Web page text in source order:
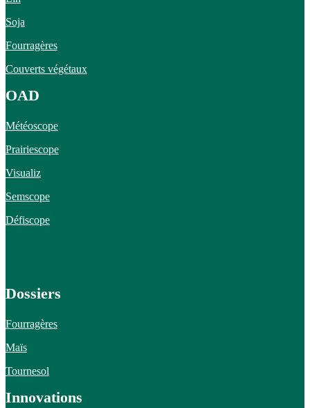
Soja
Fourragères
Couverts végétaux
OAD
Météoscope
Prairiescope
Visualiz
Semscope
Défiscope
Dossiers
Fourragères
Maïs
Tournesol
Innovations